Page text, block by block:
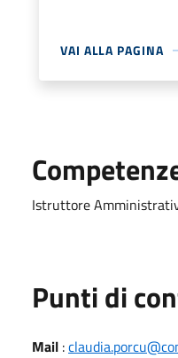
VAI ALLA PAGINA
Istruttore
Punti di
Mail :